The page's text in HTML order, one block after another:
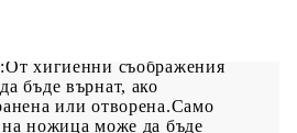
хигиенни съображения
бъде върнат, ако
или отворена.Само
на ножица може да бъде